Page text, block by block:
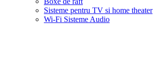
Sisteme pentru TV si home theater
Wi-Fi Sisteme Audio